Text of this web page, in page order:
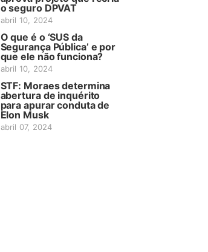
o seguro DPVAT
abril 10, 2024
O que é o ‘SUS da
Segurança Pública’ e por
que ele não funciona?
abril 10, 2024
STF: Moraes determina
abertura de inquérito
para apurar conduta de
Elon Musk
abril 07, 2024